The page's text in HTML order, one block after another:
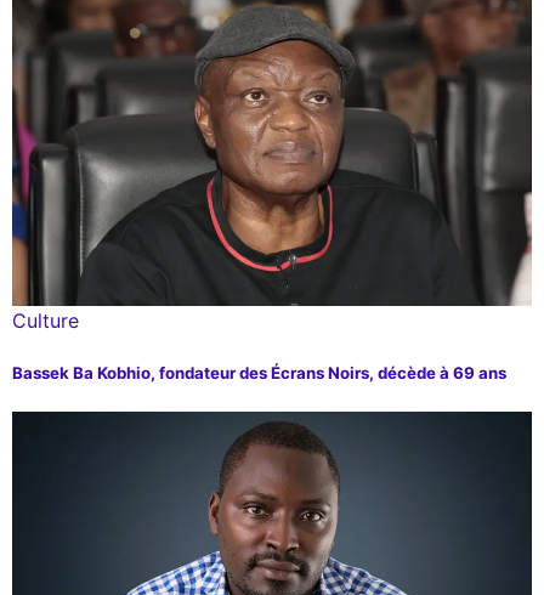
Culture
Bassek Ba Kobhio, fondateur des Écrans Noirs, décède à 69 ans